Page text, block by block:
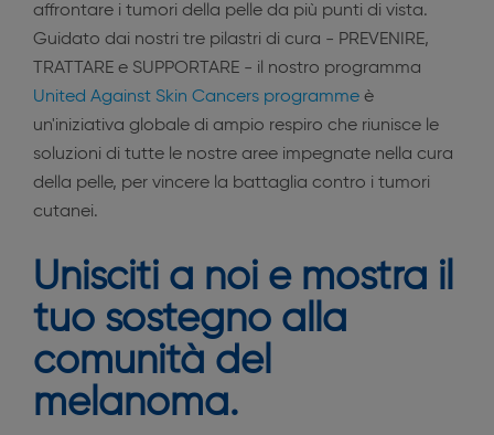
affrontare i tumori della pelle da più punti di vista.
Guidato dai nostri tre pilastri di cura - PREVENIRE,
TRATTARE e SUPPORTARE - il nostro programma
United Against Skin Cancers programme è
un'iniziativa globale di ampio respiro che riunisce le
soluzioni di tutte le nostre aree impegnate nella cura
della pelle, per vincere la battaglia contro i tumori
cutanei.
Unisciti a noi e mostra il
tuo sostegno alla
comunità del
melanoma.